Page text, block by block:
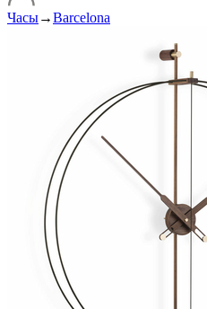
Часы→Barcelona